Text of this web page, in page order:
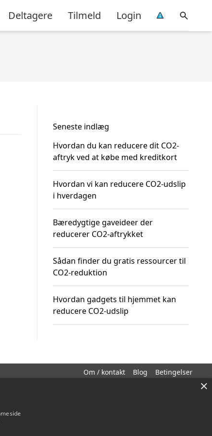
Deltagere Tilmeld Login
Seneste indlæg
Hvordan du kan reducere dit CO2-
aftryk ved at købe med kreditkort
Hvordan vi kan reducere CO2-udslip
i hverdagen
Bæredygtige gaveideer der
reducerer CO2-aftrykket
Sådan finder du gratis ressourcer til
CO2-reduktion
Hvordan gadgets til hjemmet kan
reducere CO2-udslip
Om / kontakt Blog Betingelser
×